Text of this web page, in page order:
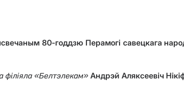
80-годдзю Перамогі савецкага
філіяла «Белтэлекам» Андрэй Аляксеевіч